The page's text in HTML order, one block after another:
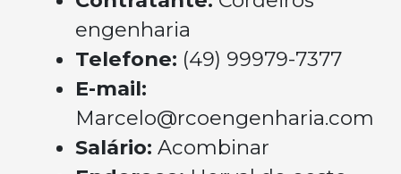
engenharia
Telefone: (49) 99979-7377
E-mail:
Marcelo@rcoengenharia.com
Salário: Acombinar